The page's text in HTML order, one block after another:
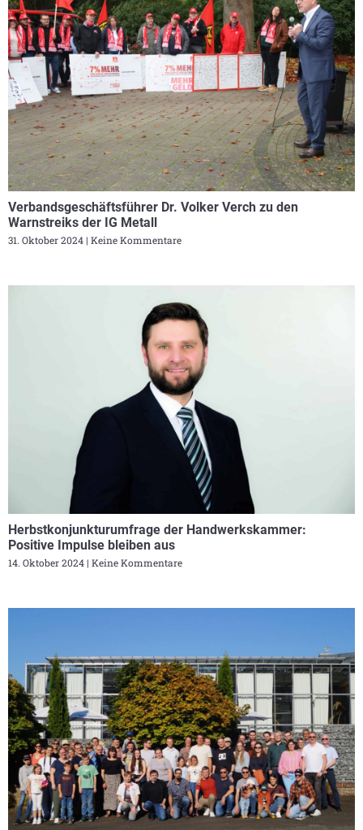
Verbandsgeschäftsführer Dr. Volker Verch zu den
Warnstreiks der IG Metall
31. Oktober 2024 Keine Kommentare
Herbstkonjunkturumfrage der Handwerkskammer:
Positive Impulse bleiben aus
14. Oktober 2024 Keine Kommentare